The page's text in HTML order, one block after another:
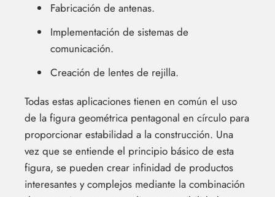
Fabricación de antenas.
Implementación de sistemas de
comunicación.
Creación de lentes de rejilla.
Todas estas aplicaciones tienen en común el uso
de la figura geométrica pentagonal en círculo para
proporcionar estabilidad a la construcción. Una
vez que se entiende el principio básico de esta
figura, se pueden crear infinidad de productos
interesantes y complejos mediante la combinación